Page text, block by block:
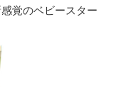
覚のベビースター